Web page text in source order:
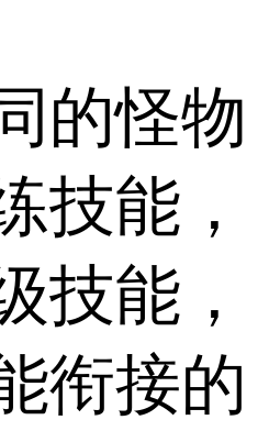
的怪物
技能，
技能，
衔接的